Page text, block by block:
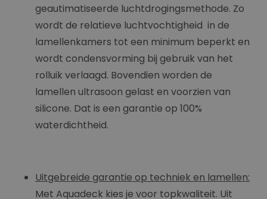
geautimatiseerde luchtdrogingsmethode. Zo
wordt de relatieve luchtvochtigheid in de
lamellenkamers tot een minimum beperkt en
wordt condensvorming bij gebruik van het
rolluik verlaagd. Bovendien worden de
lamellen ultrasoon gelast en voorzien van
silicone. Dat is een garantie op 100%
waterdichtheid.
Uitgebreide garantie op techniek en lamellen:
Met Aquadeck kies je voor topkwaliteit. Uit